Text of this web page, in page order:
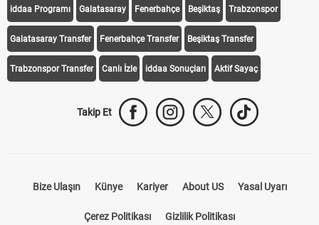
iddaa Programı Galatasaray Fenerbahçe Beşiktaş Trabzonspor
Galatasaray Transfer Fenerbahçe Transfer Beşiktaş Transfer
Trabzonspor Transfer Canlı İzle iddaa Sonuçları Aktif Sayaç
Takip Et
Bize Ulaşın Künye Kariyer About US Yasal Uyarı
Çerez Politikası Gizlilik Politikası